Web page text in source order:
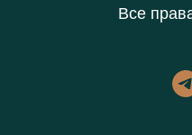
Все